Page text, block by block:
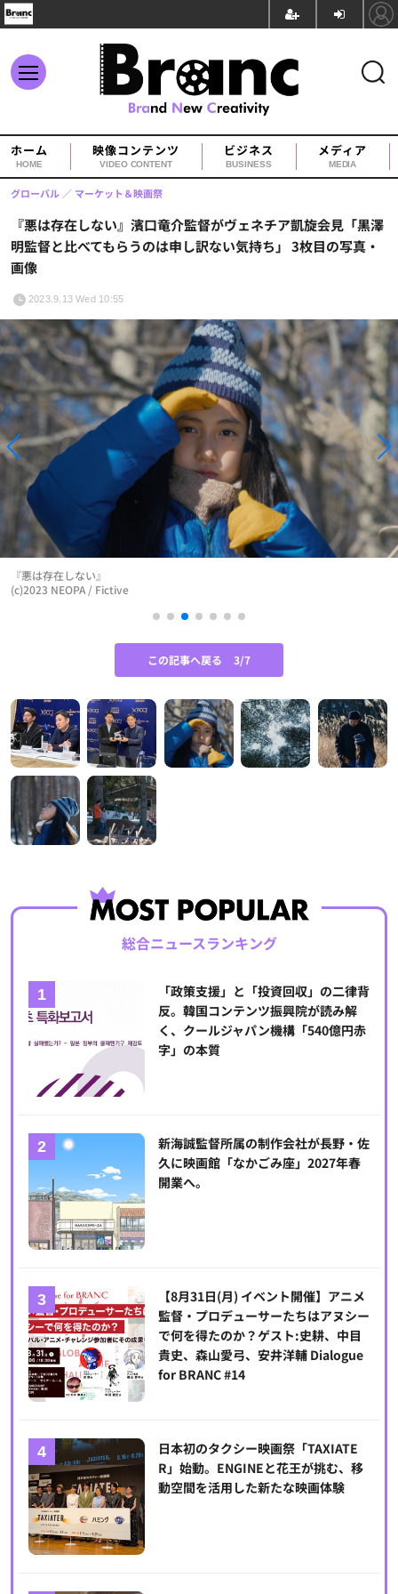
ホーム
HOME
映像コンテンツ
VIDEO CONTENT
ビジネス
BUSINESS
メディア
MEDIA
『悪は存在しない』濱口竜介監督がヴェネチア凱旋会見「黒澤
明監督と比べてもらうのは申し訳ない気持ち」 3枚目の写真・
画像
グローバル マーケット＆映画祭
2023.9.13 Wed 10:55
(c)2023 NEOPA / Fictive
『悪は存在しない』
この記事へ戻る 3/7
総合ニュースランキング
「政策支援」と「投資回収」の二律背
反。韓国コンテンツ振興院が読み解
く、クールジャパン機構「540億円赤
字」の本質
新海誠監督所属の制作会社が長野・佐
久に映画館「なかごみ座」2027年春
開業へ。
【8月31日(月) イベント開催】アニメ
監督・プロデューサーたちはアヌシー
で何を得たのか？ゲスト:史耕、中目
貴史、森山愛弓、安井洋輔 Dialogue
for BRANC #14
日本初のタクシー映画祭「TAXIATE
R」始動。ENGINEと花王が挑む、移
動空間を活用した新たな映画体験